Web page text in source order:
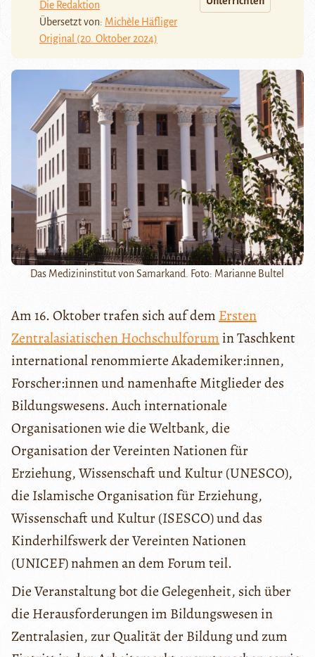
Die Redaktion
Übersetzt von: Michèle Häfliger
Original (20. Oktober 2024)
Das Medizininstitut von Samarkand. Foto: Marianne Bultel
Am 16. Oktober trafen sich auf dem Ersten
Zentralasiatischen Hochschulforum in Taschkent
international renommierte Akademiker:innen,
Forscher:innen und namenhafte Mitglieder des
Bildungswesens. Auch internationale
Organisationen wie die Weltbank, die
Organisation der Vereinten Nationen für
Erziehung, Wissenschaft und Kultur (UNESCO),
die Islamische Organisation für Erziehung,
Wissenschaft und Kultur (ISESCO) und das
Kinderhilfswerk der Vereinten Nationen
(UNICEF) nahmen an dem Forum teil.
Die Veranstaltung bot die Gelegenheit, sich über
die Herausforderungen im Bildungswesen in
Zentralasien, zur Qualität der Bildung und zum